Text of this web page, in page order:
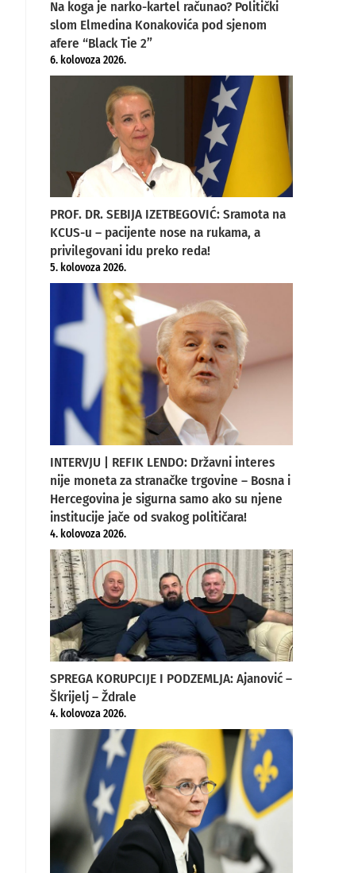
Na koga je narko-kartel računao? Politički
slom Elmedina Konakovića pod sjenom
afere “Black Tie 2”
6. kolovoza 2026.
PROF. DR. SEBIJA IZETBEGOVIĆ: Sramota na
KCUS-u – pacijente nose na rukama, a
privilegovani idu preko reda!
5. kolovoza 2026.
INTERVJU | REFIK LENDO: Državni interes
nije moneta za stranačke trgovine – Bosna i
Hercegovina je sigurna samo ako su njene
institucije jače od svakog političara!
4. kolovoza 2026.
SPREGA KORUPCIJE I PODZEMLJA: Ajanović –
Škrijelj – Ždrale
4. kolovoza 2026.